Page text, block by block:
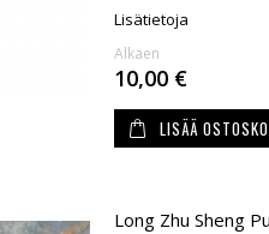
Lisätietoja
Alkaen
10,00 €
LISÄÄ
Long Zhu Sheng